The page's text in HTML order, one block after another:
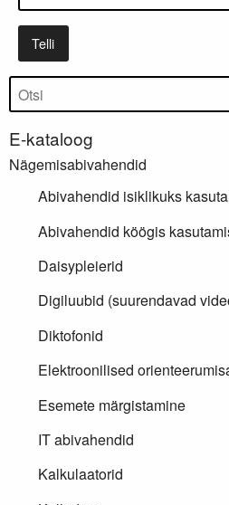
Telli
Tootepuu
E-kataloog
Nägemisabivahendid
Abivahendid isiklikuks
Abivahendid köögis
Daisypleierid
Digiluubid (suurendavad
Diktofonid
Elektroonilised
Esemete märgistamine
IT abivahendid
Kalkulaatorid